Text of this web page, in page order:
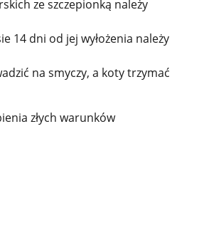
ze szczepionką należy
14 dni od jej wyłożenia należy
na smyczy, a koty trzymać
złych warunków